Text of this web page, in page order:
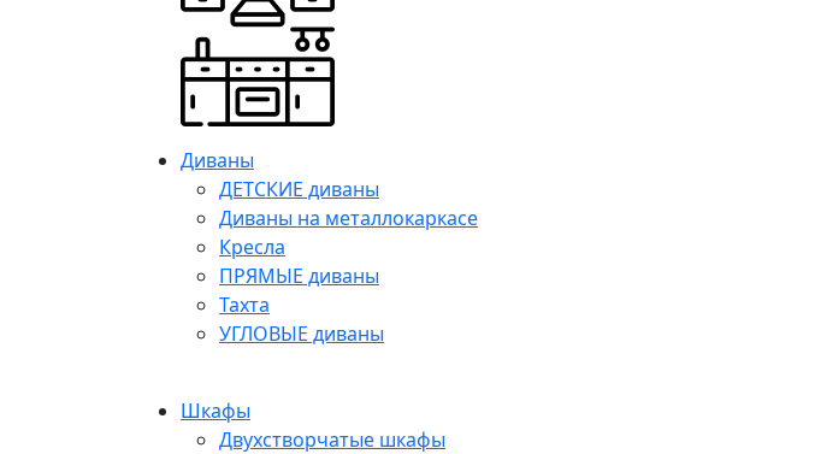
Диваны
ДЕТСКИЕ диваны
Диваны на металлокаркасе
Кресла
ПРЯМЫЕ диваны
Тахта
УГЛОВЫЕ диваны
Шкафы
Двухстворчатые шкафы